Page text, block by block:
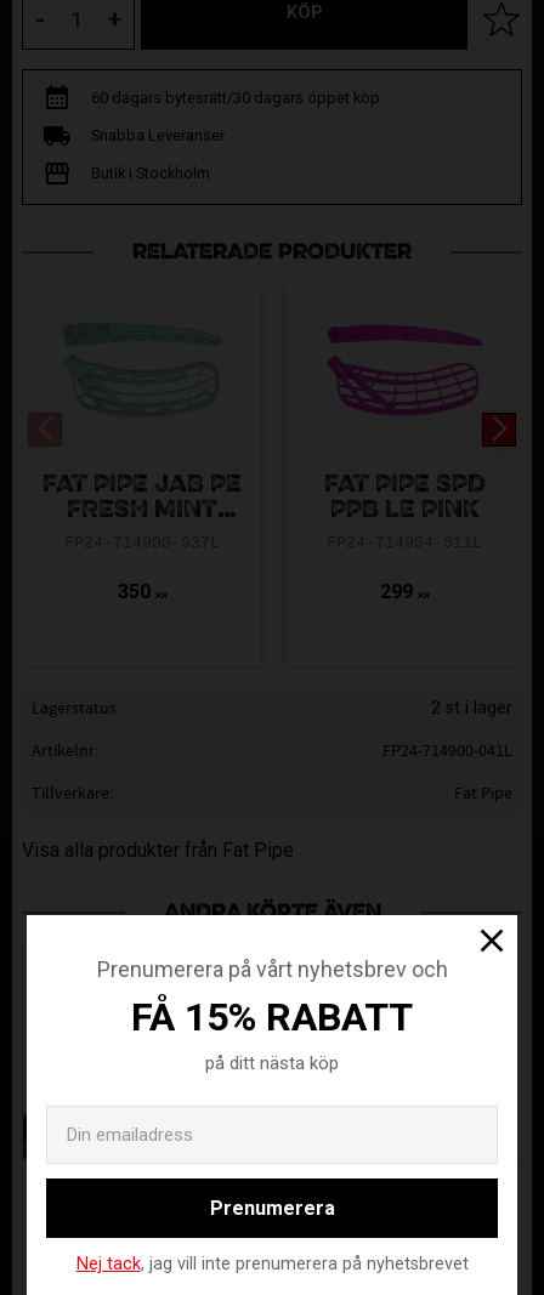
+
- KÖP Lägg
60 dagars bytesrätt/30 dagars öppet köp
Snabba Leveranser
Butik i Stockholm
RELATERADE PRODUKTER
FAT PIPE JAB PE
FRESH MINT
350 KR
FAT PIPE SPD
PPB LE PINK
299 KR
Lagerstatus 2 st i lager
Artikelnr
FP24-714900-041L
Tillverkare
Fat Pipe
Visa alla produkter från Fat Pipe
ANDRA KÖPTE ÄVEN
FAT PIPE
STICKY GRIP
FAT PIPE
STICKY GRIP
Prenumerera på vårt nyhetsbrev och
FÅ 15% RABATT
på ditt nästa köp
Prenumerera
Nej tack, jag vill inte prenumerera på nyhetsbrevet